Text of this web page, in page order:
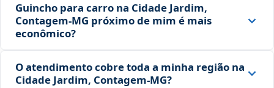
Guincho para carro na Cidade Jardim,
Contagem‑MG próximo de mim é mais
econômico?
O atendimento cobre toda a minha região na
Cidade Jardim, Contagem‑MG?